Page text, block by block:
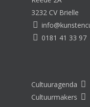
3232 CV Brielle
0181 41 33 97
Cultuuragenda
Cultuurmakers